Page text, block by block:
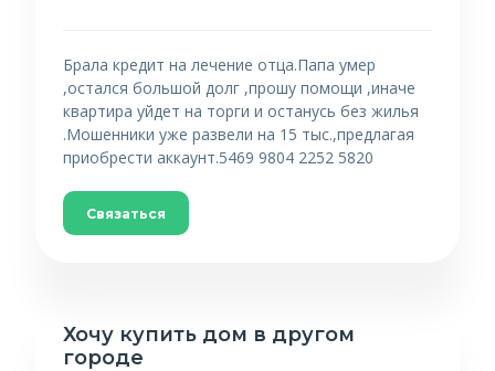
Брала кредит на лечение отца.Папа умер
,остался большой долг ,прошу помощи ,иначе
квартира уйдет на торги и останусь без жилья
.Мошенники уже развели на 15 тыс.,предлагая
приобрести аккаунт.5469 9804 2252 5820
Связаться
Хочу купить дом в другом
городе